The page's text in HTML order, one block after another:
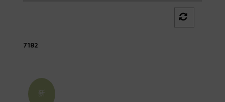
7182
新